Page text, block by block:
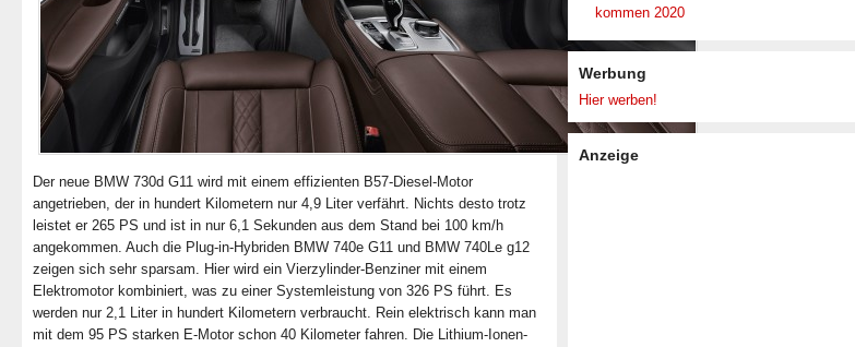
Der neue BMW 730d G11 wird mit einem effizienten B57-Diesel-Motor
angetrieben, der in hundert Kilometern nur 4,9 Liter verfährt. Nichts desto trotz
leistet er 265 PS und ist in nur 6,1 Sekunden aus dem Stand bei 100 km/h
angekommen. Auch die Plug-in-Hybriden BMW 740e G11 und BMW 740Le g12
zeigen sich sehr sparsam. Hier wird ein Vierzylinder-Benziner mit einem
Elektromotor kombiniert, was zu einer Systemleistung von 326 PS führt. Es
werden nur 2,1 Liter in hundert Kilometern verbraucht. Rein elektrisch kann man
mit dem 95 PS starken E-Motor schon 40 Kilometer fahren. Die Lithium-Ionen-
kommen 2020
Werbung
Hier werben!
Anzeige